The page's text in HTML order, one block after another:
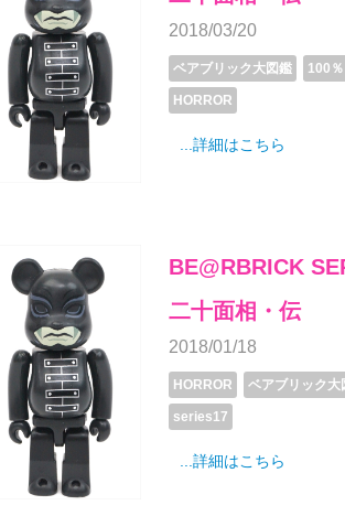
2018/03/20
ベアブリック大図鑑 100％
HORROR
...詳細はこちら
BE@RBRICK
二十面相・伝
2018/01/18
HORROR ベアブリック大
series17
...詳細はこちら